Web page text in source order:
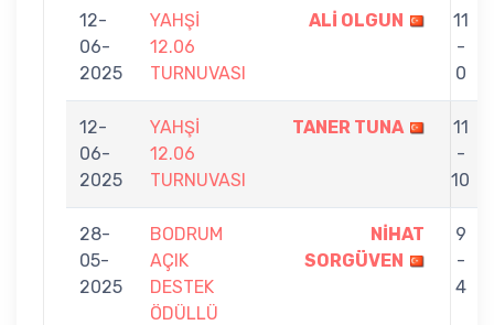
12-
06-
2025
YAHŞİ
12.06
TURNUVASI
ALİ OLGUN
11
-
0
12-
06-
2025
YAHŞİ
12.06
TURNUVASI
TANER TUNA
11
-
10
28-
05-
2025
BODRUM
AÇIK
DESTEK
ÖDÜLLÜ
NİHAT
SORGÜVEN
9
-
4